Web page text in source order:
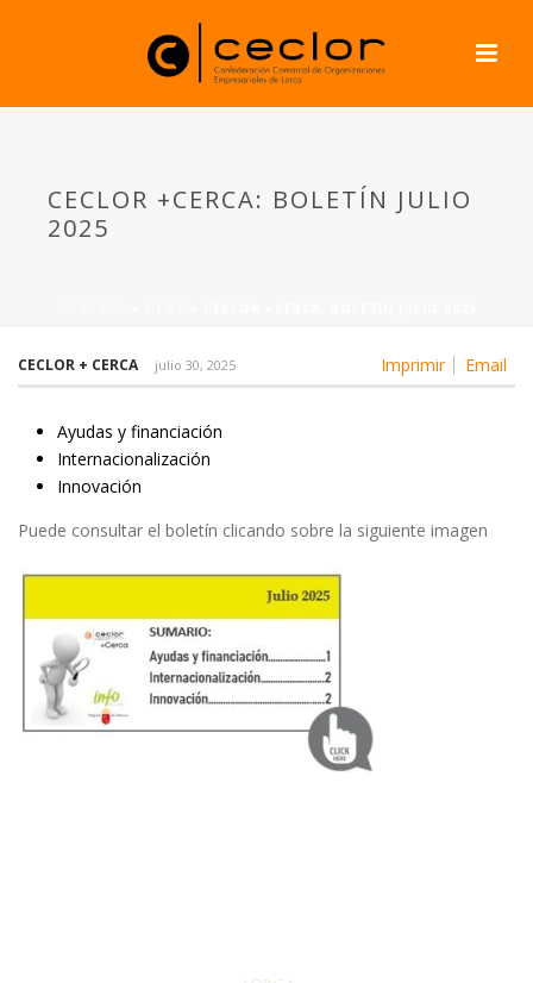
CECLOR +CERCA: BOLETÍN JULIO
2025
Imprimir Email
CECLOR + CERCA julio 30, 2025
Ayudas y financiación
Internacionalización
Innovación
Puede consultar el boletín clicando sobre la siguiente imagen